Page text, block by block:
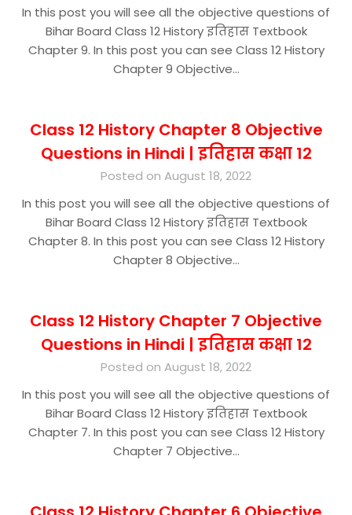
In this post you will see all the objective questions of
Bihar Board Class 12 History इतिहास Textbook
Chapter 9. In this post you can see Class 12 History
Chapter 9 Objective…
Class 12 History Chapter 8 Objective
Questions in Hindi | इतिहास कक्षा 12
Posted on August 18, 2022
In this post you will see all the objective questions of
Bihar Board Class 12 History इतिहास Textbook
Chapter 8. In this post you can see Class 12 History
Chapter 8 Objective…
Class 12 History Chapter 7 Objective
Questions in Hindi | इतिहास कक्षा 12
Posted on August 18, 2022
In this post you will see all the objective questions of
Bihar Board Class 12 History इतिहास Textbook
Chapter 7. In this post you can see Class 12 History
Chapter 7 Objective…